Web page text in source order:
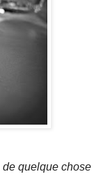
quelque chose